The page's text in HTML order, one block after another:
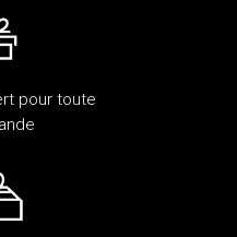
pour toute